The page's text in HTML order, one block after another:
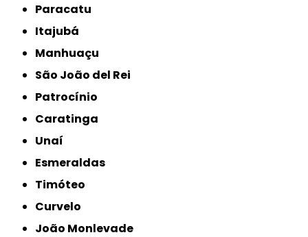
Paracatu
Itajubá
Manhuaçu
São João del Rei
Patrocínio
Caratinga
Unaí
Esmeraldas
Timóteo
Curvelo
João Monlevade